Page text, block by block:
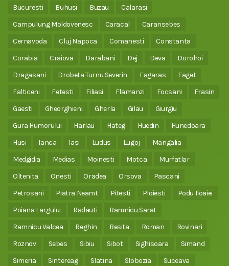
Bucuresti
Buhusi Buzau
Calarasi
Campulung Moldovenesc
Caracal
Caransebes
Cernavoda
Cluj Napoca Comanesti
Constanta
Corabia
Craiova Darabani Dej Deva
Dorohoi
Dragasani
Drobeta Turnu Severin Fagaras
Faget
Falticeni
Fetesti Filiasi Flamanzi Focsani
Frasin
Gaesti
Gheorghieni Gherla Gilau
Giurgiu
Gura Humorului
Harlau Hateg Huedin
Hunedoara
Husi
Ianca Iasi Ludus Lugoj
Mangalia
Medgidia
Medias Moinesti Motca
Murfatlar
Oltenita
Onesti Oradea Orsova
Pascani
Petrosani
Piatra Neamt Pitesti Ploiesti
Podu Iloaiei
Poiana Largului
Radauti
Ramnicu Sarat
Ramnicu Valcea
Reghin Resita Roman
Rovinari
Roznov
Sebes Sibiu Sibot Sighisoara
Simand
Simeria
Sintereag Slatina Slobozia
Suceava